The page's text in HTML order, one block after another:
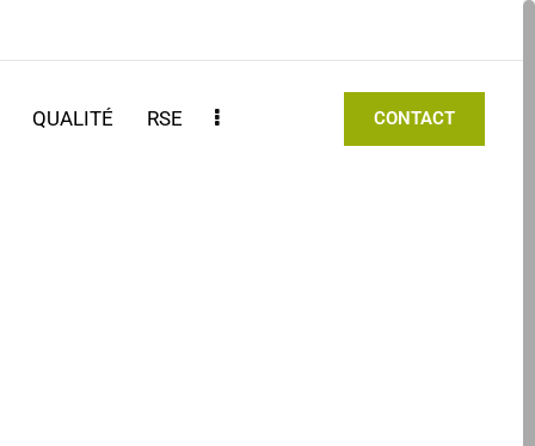
QUALITÉ RSE CONTACT